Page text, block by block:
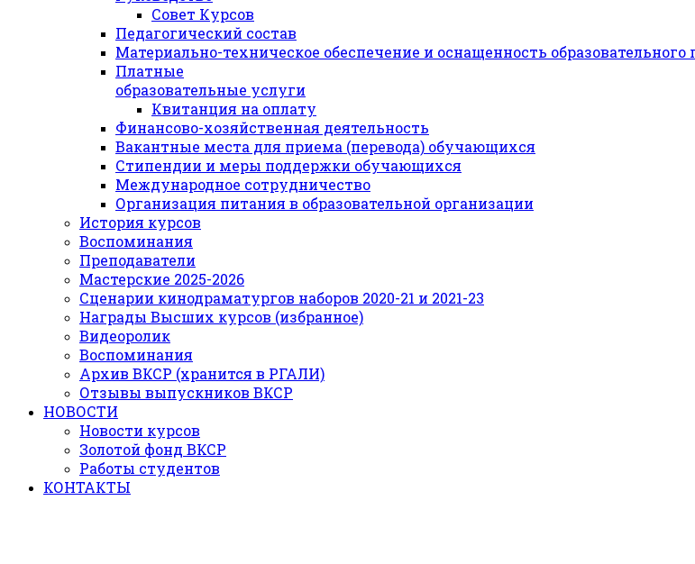
Совет Курсов
Педагогический состав
Материально-техническое обеспечение и оснащенность образовательного
Платные
образовательные услуги
Квитанция на оплату
Финансово-хозяйственная деятельность
Вакантные места для приема (перевода) обучающихся
Стипендии и меры поддержки обучающихся
Международное сотрудничество
Организация питания в образовательной организации
История курсов
Воспоминания
Преподаватели
Мастерские 2025-2026
Сценарии кинодраматургов наборов 2020-21 и 2021-23
Награды Высших курсов (избранное)
Видеоролик
Воспоминания
Архив ВКСР (хранится в РГАЛИ)
Отзывы выпускников ВКСР
НОВОСТИ
Новости курсов
Золотой фонд ВКСР
Работы студентов
КОНТАКТЫ